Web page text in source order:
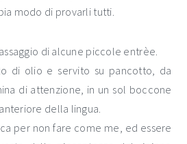
modo di provarli tutti.
di alcune piccole entrèe.
di olio e servito su pancotto, da
di attenzione, in un sol boccone
della lingua.
per non fare come me, ed essere